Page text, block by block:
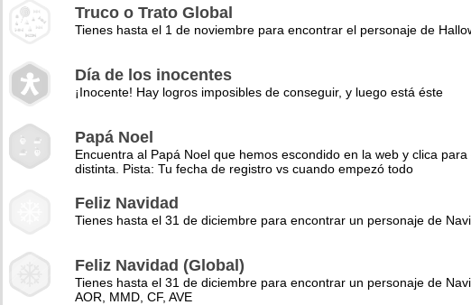
Truco o Trato Global
Tienes hasta el 1 de noviembre para encontrar el personaje de
Día de los inocentes
¡Inocente! Hay logros imposibles de conseguir, y luego está éste
Papá Noel
Encuentra al Papá Noel que hemos escondido en la web y clica
distinta. Pista: Tu fecha de registro vs cuando empezó todo
Feliz Navidad
Tienes hasta el 31 de diciembre para encontrar un personaje de
Feliz Navidad (Global)
Tienes hasta el 31 de diciembre para encontrar un personaje de
AOR, MMD, CF, AVE